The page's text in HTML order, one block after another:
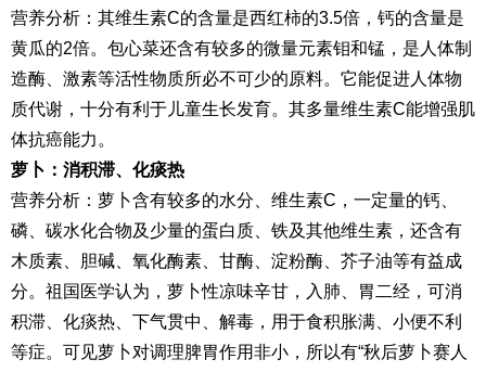
营养分析：其维生素C的含量是西红柿的3.5倍，钙的含量是
黄瓜的2倍。包心菜还含有较多的微量元素钼和锰，是人体制
造酶、激素等活性物质所必不可少的原料。它能促进人体物
质代谢，十分有利于儿童生长发育。其多量维生素C能增强肌
体抗癌能力。
萝卜：消积滞、化痰热
营养分析：萝卜含有较多的水分、维生素C，一定量的钙、
磷、碳水化合物及少量的蛋白质、铁及其他维生素，还含有
木质素、胆碱、氧化酶素、甘酶、淀粉酶、芥子油等有益成
分。祖国医学认为，萝卜性凉味辛甘，入肺、胃二经，可消
积滞、化痰热、下气贯中、解毒，用于食积胀满、小便不利
等症。可见萝卜对调理脾胃作用非小，所以有“秋后萝卜赛人